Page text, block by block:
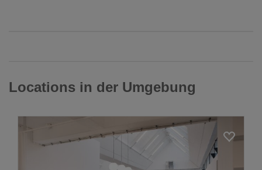
Locations in der Umgebung